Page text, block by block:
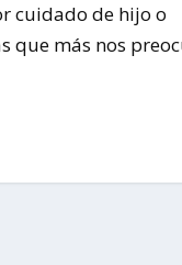
cuidado de hijo o
que más nos